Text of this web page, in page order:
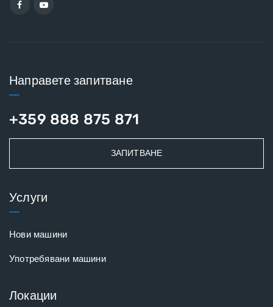
Направете запитване
+359 888 875 871
ЗАПИТВАНЕ
Услуги
Нови машини
Употребявани машини
Локации